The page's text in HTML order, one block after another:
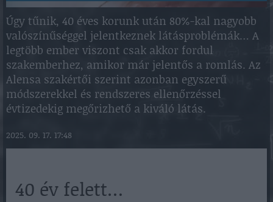
Úgy tűnik, 40 éves korunk után 80%-kal nagyobb
valószínűséggel jelentkeznek látásproblémák… A
legtöbb ember viszont csak akkor fordul
szakemberhez, amikor már jelentős a romlás. Az
Alensa szakértői szerint azonban egyszerű
módszerekkel és rendszeres ellenőrzéssel
évtizedekig megőrizhető a kiváló látás.
2025. 09. 17. 17:48
40 év felett…